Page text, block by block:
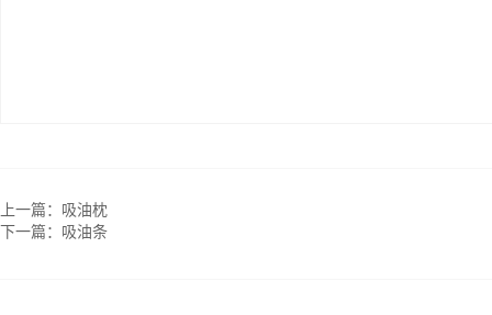
上一篇： 吸油枕
下一篇： 吸油条